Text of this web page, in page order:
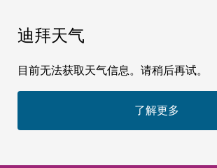
迪拜天气
目前无法获取天气信息。请稍后再试。
了解更多